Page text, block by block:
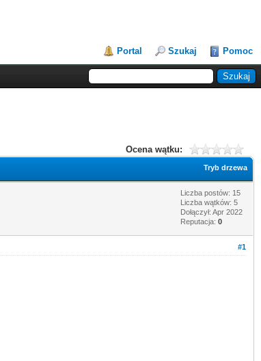
Portal Szukaj Pomoc
Ocena wątku:
Tryb drzewa
Liczba postów: 15
Liczba wątków: 5
Dołączył: Apr 2022
Reputacja: 0
#1